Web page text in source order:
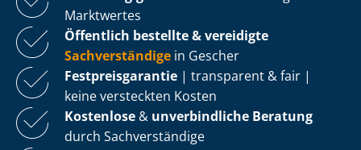
Marktwertes
Öffentlich bestellte & vereidigte
Sachverständige in Gescher
Fest­preis­ga­ran­tie | transparent & fair |
keine versteckten Kosten
Kostenlose & unverbindliche Beratung
durch Sachverständige